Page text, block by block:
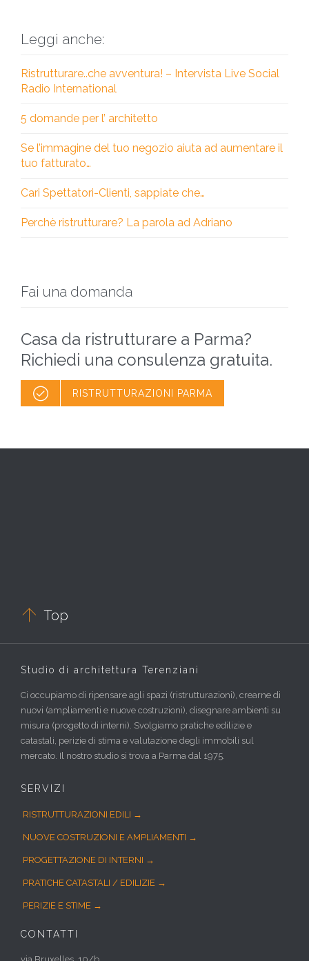
Leggi anche:
Ristrutturare..che avventura! – Intervista Live Social
Radio International
5 domande per l’ architetto
Se l’immagine del tuo negozio aiuta ad aumentare il
tuo fatturato…
Cari Spettatori-Clienti, sappiate che…
Perchè ristrutturare? La parola ad Adriano
Fai una domanda
Casa da ristrutturare a Parma?
Richiedi una consulenza gratuita.
 RISTRUTTURAZIONI PARMA
 Top
Studio di architettura Terenziani
Ci occupiamo di ripensare agli spazi (ristrutturazioni), crearne di
nuovi (ampliamenti e nuove costruzioni), disegnare ambienti su
misura (progetto di interni). Svolgiamo pratiche edilizie e
catastali, perizie di stima e valutazione degli immobili sul
mercato. Il nostro studio si trova a Parma dal 1975.
SERVIZI
RISTRUTTURAZIONI EDILI →
NUOVE COSTRUZIONI E AMPLIAMENTI →
PROGETTAZIONE DI INTERNI →
PRATICHE CATASTALI / EDILIZIE →
PERIZIE E STIME →
CONTATTI